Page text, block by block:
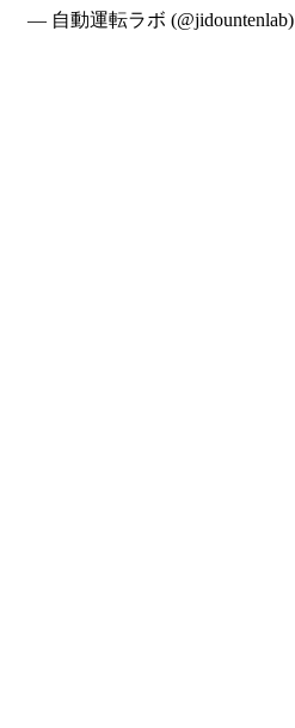
— 自動運転ラボ (@jidountenlab)